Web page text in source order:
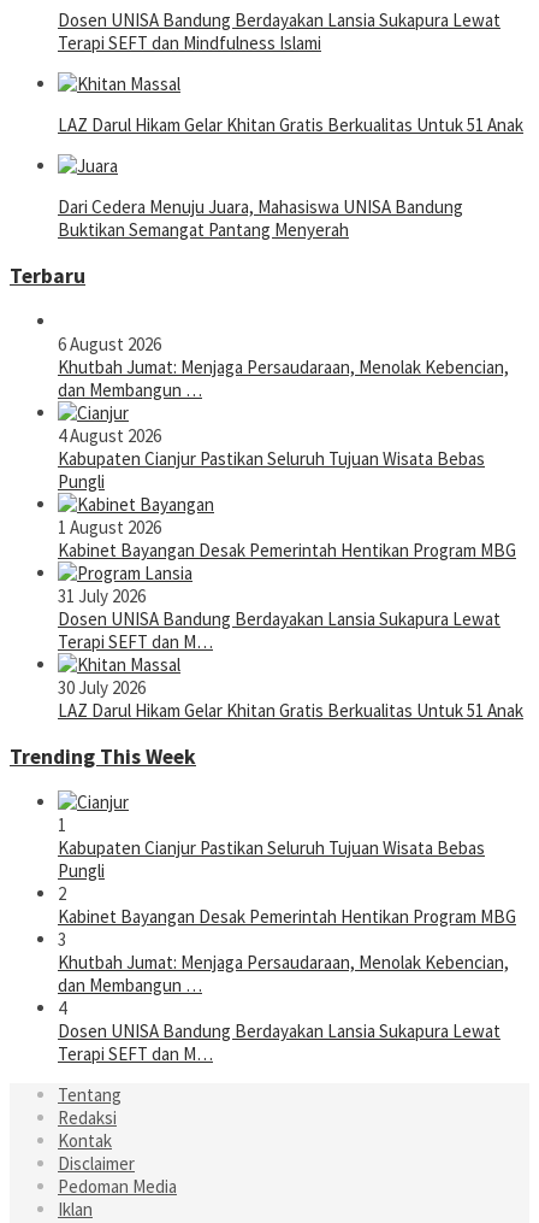
Dosen UNISA Bandung Berdayakan Lansia Sukapura Lewat
Terapi SEFT dan Mindfulness Islami
LAZ Darul Hikam Gelar Khitan Gratis Berkualitas Untuk 51 Anak
Dari Cedera Menuju Juara, Mahasiswa UNISA Bandung
Buktikan Semangat Pantang Menyerah
Terbaru
6 August 2026
Khutbah Jumat: Menjaga Persaudaraan, Menolak Kebencian,
dan Membangun …
4 August 2026
Kabupaten Cianjur Pastikan Seluruh Tujuan Wisata Bebas
Pungli
1 August 2026
Kabinet Bayangan Desak Pemerintah Hentikan Program MBG
31 July 2026
Dosen UNISA Bandung Berdayakan Lansia Sukapura Lewat
Terapi SEFT dan M…
30 July 2026
LAZ Darul Hikam Gelar Khitan Gratis Berkualitas Untuk 51 Anak
Trending This Week
1
Kabupaten Cianjur Pastikan Seluruh Tujuan Wisata Bebas
Pungli
2
Kabinet Bayangan Desak Pemerintah Hentikan Program MBG
3
Khutbah Jumat: Menjaga Persaudaraan, Menolak Kebencian,
dan Membangun …
4
Dosen UNISA Bandung Berdayakan Lansia Sukapura Lewat
Terapi SEFT dan M…
Tentang
Redaksi
Kontak
Disclaimer
Pedoman Media
Iklan